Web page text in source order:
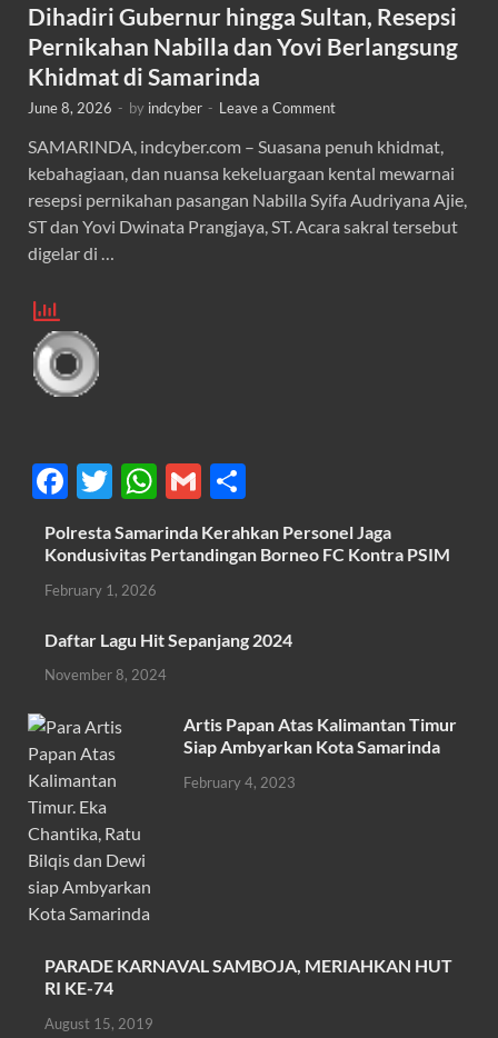
Dihadiri Gubernur hingga Sultan, Resepsi
Pernikahan Nabilla dan Yovi Berlangsung
Khidmat di Samarinda
June 8, 2026 - by indcyber - Leave a Comment
SAMARINDA, indcyber.com – Suasana penuh khidmat,
kebahagiaan, dan nuansa kekeluargaan kental mewarnai
resepsi pernikahan pasangan Nabilla Syifa Audriyana Ajie,
ST dan Yovi Dwinata Prangjaya, ST. Acara sakral tersebut
digelar di …
F
ac
e
b
o
o
k
T
w
itt
er
W
h
at
A
p
p
G
m
ail
h
ar
Polresta Samarinda Kerahkan Personel Jaga
Kondusivitas Pertandingan Borneo FC Kontra PSIM
February 1, 2026
Daftar Lagu Hit Sepanjang 2024
November 8, 2024
Artis Papan Atas Kalimantan Timur
Siap Ambyarkan Kota Samarinda
February 4, 2023
PARADE KARNAVAL SAMBOJA, MERIAHKAN HUT
RI KE-74
August 15, 2019